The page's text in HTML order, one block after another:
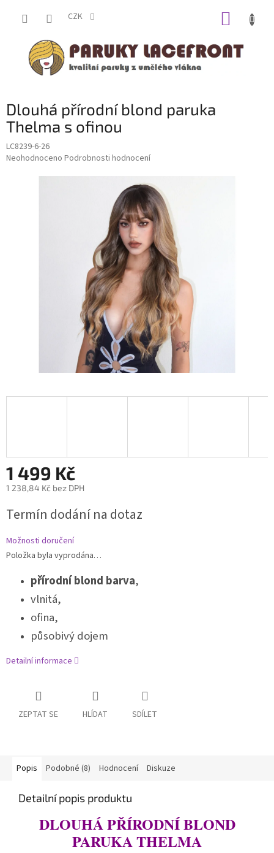
CZK
Dlouhá přírodní blond paruka
Thelma s ofinou
LC8239-6-26
Průměrné
Neohodnoceno Podrobnosti hodnocení
1 499 Kč
1 238,84 Kč bez DPH
cena:
Termín dodání na dotaz
Možnosti doručení
Položka byla vyprodána…
přírodní blond barva,
vlnitá,
ofina,
působivý dojem
Detailní informace
ZEPTAT SE HLÍDAT SDÍLET
Popis Podobné (8) Hodnocení Diskuze
Detailní popis produktu
DLOUHÁ PŘÍRODNÍ BLOND
PARUKA THELMA